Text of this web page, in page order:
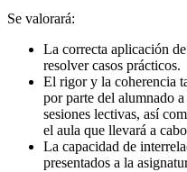
Se valorará:
La correcta aplicación
resolver casos prácticos.
El rigor y la coherencia
por parte del alumnado
sesiones lectivas, así
el aula que llevará a
La capacidad de
presentados a la